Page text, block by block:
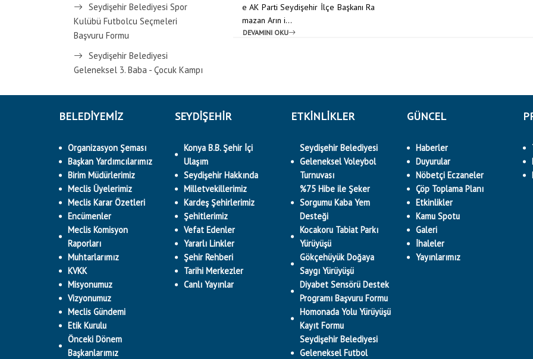
Seydişehir Belediyesi Spor
Kulübü Futbolcu Seçmeleri
Başvuru Formu
Seydişehir Belediyesi
Geleneksel 3. Baba - Çocuk Kampı
e AK Parti Seydişehir İlçe Başkanı Ra
mazan Arın i...
DEVAMINI OKU
BELEDİYEMİZ
Organizasyon Şeması
Başkan Yardımcılarımız
Birim Müdürlerimiz
Meclis Üyelerimiz
Meclis Karar Özetleri
Encümenler
Meclis Komisyon
Raporları
Muhtarlarımız
KVKK
Misyonumuz
Vizyonumuz
Meclis Gündemi
Etik Kurulu
Önceki Dönem
Başkanlarımız
SEYDİŞEHİR
Konya B.B. Şehir İçi
Ulaşım
Seydişehir Hakkında
Milletvekillerimiz
Kardeş Şehirlerimiz
Şehitlerimiz
Vefat Edenler
Yararlı Linkler
Şehir Rehberi
Tarihi Merkezler
Canlı Yayınlar
ETKINLIKLER
Seydişehir Belediyesi
Geleneksel Voleybol
Turnuvası
%75 Hibe ile Şeker
Sorgumu Kaba Yem
Desteği
Kocakoru Tabiat Parkı
Yürüyüşü
Gökçehüyük Doğaya
Saygı Yürüyüşü
Diyabet Sensörü Destek
Programı Başvuru Formu
Homonada Yolu Yürüyüşü
Kayıt Formu
Seydişehir Belediyesi
Geleneksel Futbol
GÜNCEL
Haberler
Duyurular
Nöbetçi Eczaneler
Çöp Toplama Planı
Etkinlikler
Kamu Spotu
Galeri
İhaleler
Yayınlarımız